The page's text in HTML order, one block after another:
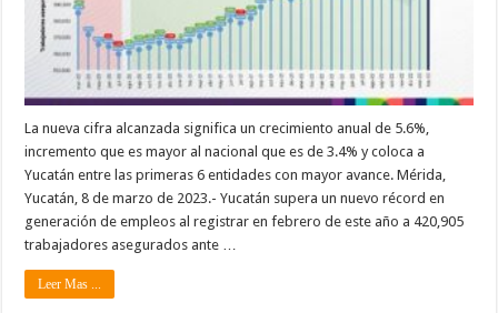
La nueva cifra alcanzada significa un crecimiento anual de 5.6%,
incremento que es mayor al nacional que es de 3.4% y coloca a
Yucatán entre las primeras 6 entidades con mayor avance. Mérida,
Yucatán, 8 de marzo de 2023.- Yucatán supera un nuevo récord en
generación de empleos al registrar en febrero de este año a 420,905
trabajadores asegurados ante …
Leer Mas ...